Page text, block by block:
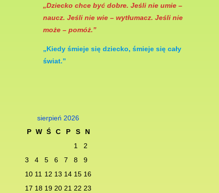
„Dziecko chce być dobre. Jeśli nie umie –
naucz. Jeśli nie wie – wytłumacz. Jeśli nie
może – pomóż.”
„Kiedy śmieje się dziec­ko, śmieje się cały
świat.”
sierpień 2026
P W Ś C P S
N
1
2
3
4 5 6 7 8
9
10 11 12 13 14 15 16
17 18 19 20 21 22 23